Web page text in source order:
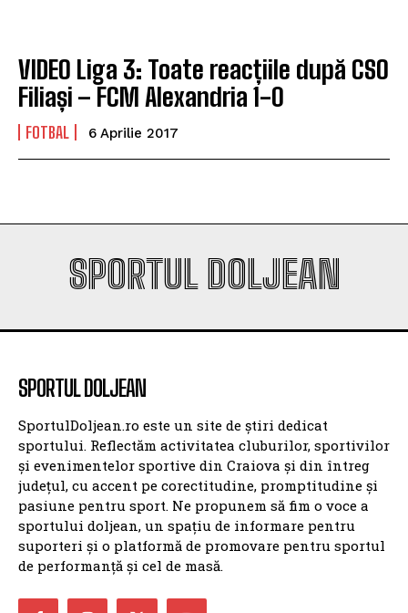
VIDEO Liga 3: Toate reacțiile după CSO
Filiași – FCM Alexandria 1-0
FOTBAL 6 Aprilie 2017
SPORTUL DOLJEAN
SPORTUL DOLJEAN
SportulDoljean.ro este un site de știri dedicat
sportului. Reflectăm activitatea cluburilor, sportivilor
și evenimentelor sportive din Craiova și din întreg
județul, cu accent pe corectitudine, promptitudine și
pasiune pentru sport. Ne propunem să fim o voce a
sportului doljean, un spațiu de informare pentru
suporteri și o platformă de promovare pentru sportul
de performanță și cel de masă.